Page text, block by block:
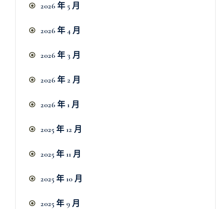
2026 年 5 月
2026 年 4 月
2026 年 3 月
2026 年 2 月
2026 年 1 月
2025 年 12 月
2025 年 11 月
2025 年 10 月
2025 年 9 月